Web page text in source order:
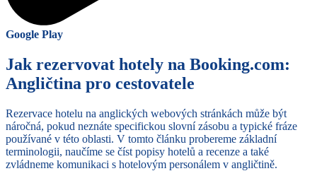
Google Play
Jak rezervovat hotely na Booking.com:
Angličtina pro cestovatele
Rezervace hotelu na anglických webových stránkách může být
náročná, pokud neznáte specifickou slovní zásobu a typické fráze
používané v této oblasti. V tomto článku probereme základní
terminologii, naučíme se číst popisy hotelů a recenze a také
zvládneme komunikaci s hotelovým personálem v angličtině.